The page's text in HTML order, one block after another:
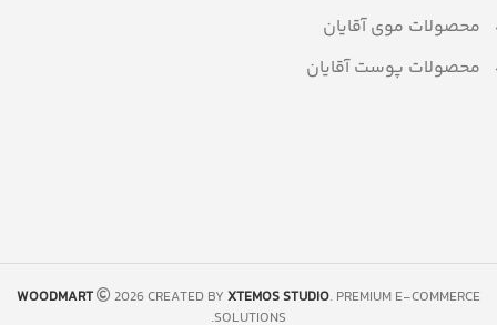
محصولات موی آقایان
محصولات پوست آقایان
WOODMART 2026 CREATED BY XTEMOS STUDIO. PREMIUM E-COMMERCE
SOLUTIONS.